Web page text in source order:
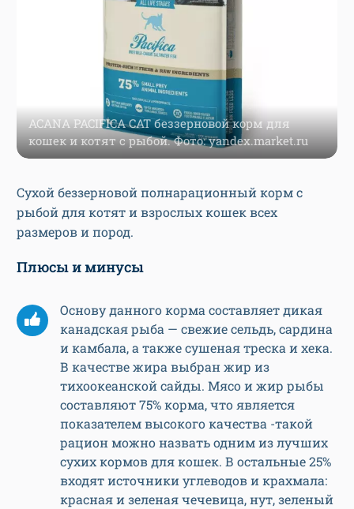
ACANA PACIFICA CAT беззерновой корм для
кошек и котят с рыбой. Фото: yandex.market.ru
Сухой беззерновой полнарационный корм с
рыбой для котят и взрослых кошек всех
размеров и пород.
Плюсы и минусы
Основу данного корма составляет дикая
канадская рыба — свежие сельдь, сардина
и камбала, а также сушеная треска и хека.
В качестве жира выбран жир из
тихоокеанской сайды. Мясо и жир рыбы
составляют 75% корма, что является
показателем высокого качества -такой
рацион можно назвать одним из лучших
сухих кормов для кошек. В остальные 25%
входят источники углеводов и крахмала:
красная и зеленая чечевица, нут, зеленый